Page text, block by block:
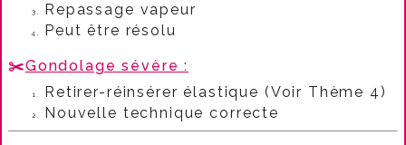
Repassage vapeur
Peut être résolu
✂️Gondolage sévère :
Retirer-réinsérer élastique (Voir Thème 4)
Nouvelle technique correcte